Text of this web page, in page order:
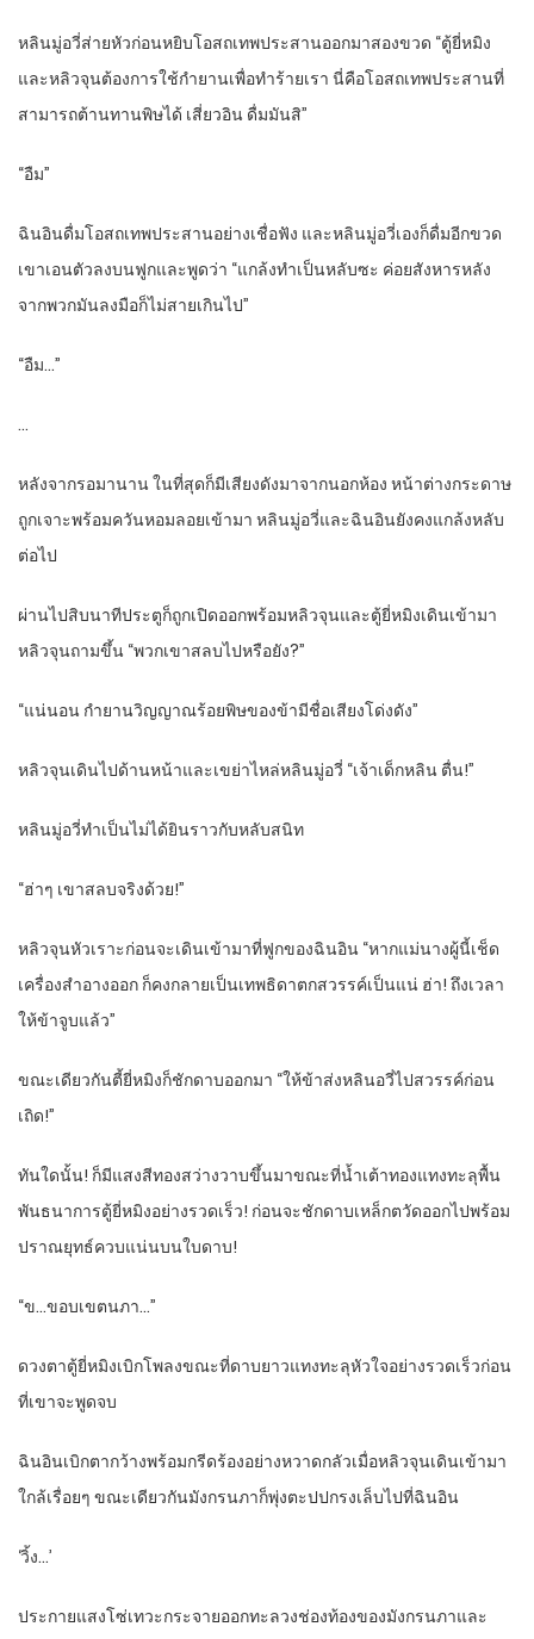
หลินมู่อวี่ส่ายหัวก่อนหยิบโอสถเทพประสานออกมาสองขวด “ตู้ยี่หมิง
และหลิวจุนต้องการใช้กำยานเพื่อทำร้ายเรา นี่คือโอสถเทพประสานที่
สามารถต้านทานพิษได้ เสี่ยวอิน ดื่มมันสิ”
“อืม”
ฉินอินดื่มโอสถเทพประสานอย่างเชื่อฟัง และหลินมู่อวี่เองก็ดื่มอีกขวด
เขาเอนตัวลงบนฟูกและพูดว่า “แกล้งทำเป็นหลับซะ ค่อยสังหารหลัง
จากพวกมันลงมือก็ไม่สายเกินไป”
“อืม…”
…
หลังจากรอมานาน ในที่สุดก็มีเสียงดังมาจากนอกห้อง หน้าต่างกระดาษ
ถูกเจาะพร้อมควันหอมลอยเข้ามา หลินมู่อวี่และฉินอินยังคงแกล้งหลับ
ต่อไป
ผ่านไปสิบนาทีประตูก็ถูกเปิดออกพร้อมหลิวจุนและตู้ยี่หมิงเดินเข้ามา
หลิวจุนถามขึ้น “พวกเขาสลบไปหรือยัง?”
“แน่นอน กำยานวิญญาณร้อยพิษของข้ามีชื่อเสียงโด่งดัง”
หลิวจุนเดินไปด้านหน้าและเขย่าไหล่หลินมู่อวี่ “เจ้าเด็กหลิน ตื่น!”
หลินมู่อวี่ทำเป็นไม่ได้ยินราวกับหลับสนิท
“ฮ่าๆ เขาสลบจริงด้วย!”
หลิวจุนหัวเราะก่อนจะเดินเข้ามาที่ฟูกของฉินอิน “หากแม่นางผู้นี้เช็ด
เครื่องสำอางออก ก็คงกลายเป็นเทพธิดาตกสวรรค์เป็นแน่ ฮ่า! ถึงเวลา
ให้ข้าจูบแล้ว”
ขณะเดียวกันตี้ยี่หมิงก็ชักดาบออกมา “ให้ข้าส่งหลินอวี่ไปสวรรค์ก่อน
เถิด!”
ทันใดนั้น! ก็มีแสงสีทองสว่างวาบขึ้นมาขณะที่น้ำเต้าทองแทงทะลุพื้น
พันธนาการตู้ยี่หมิงอย่างรวดเร็ว! ก่อนจะชักดาบเหล็กตวัดออกไปพร้อม
ปราณยุทธ์ควบแน่นบนใบดาบ!
“ข…ขอบเขตนภา…”
ดวงตาตู้ยี่หมิงเบิกโพลงขณะที่ดาบยาวแทงทะลุหัวใจอย่างรวดเร็วก่อน
ที่เขาจะพูดจบ
ฉินอินเบิกตากว้างพร้อมกรีดร้องอย่างหวาดกลัวเมื่อหลิวจุนเดินเข้ามา
ใกล้เรื่อยๆ ขณะเดียวกันมังกรนภาก็พุ่งตะปปกรงเล็บไปที่ฉินอิน
‘วิ้ง…’
ประกายแสงโซ่เทวะกระจายออกทะลวงช่องท้องของมังกรนภาและ